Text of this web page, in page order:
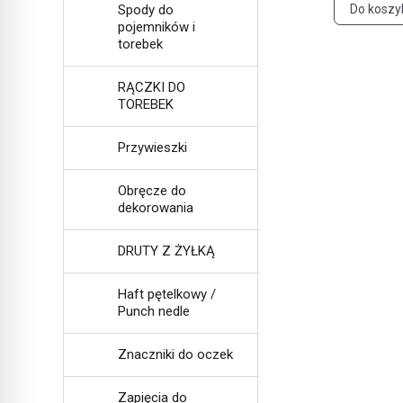
Do
Spody do
pojemników i
torebek
RĄCZKI DO
TOREBEK
Przywieszki
Obręcze do
dekorowania
DRUTY Z ŻYŁKĄ
Haft pętelkowy /
Punch nedle
Znaczniki do oczek
Zapięcia do